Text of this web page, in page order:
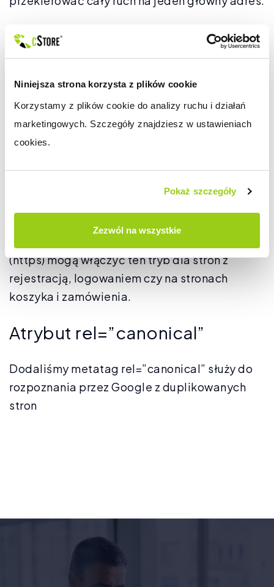
Niniejsza strona korzysta z plików cookie
Korzystamy z plików cookie do analizy ruchu i działań
marketingowych. Szczegóły znajdziesz w ustawieniach
cookies.
Pokaż szczegóły
Zezwól na wszystkie
Darmowa wysyłka
ustawienia darmowej wysyłki w zależności od
kwoty zamówienia, od teraz możesz
zróżnicować darmową wysyłkę dla płatności
pobraniem i przedpłatą.
SSL tylko w wybranych
(https) mogą włączyć ten tryb dla stron z
rejestracją, logowaniem czy na stronach
koszyka i zamówienia.
Atrybut rel=”canonical”
Dodaliśmy metatag rel=”canonical” służy do
rozpoznania przez Google z duplikowanych
stron